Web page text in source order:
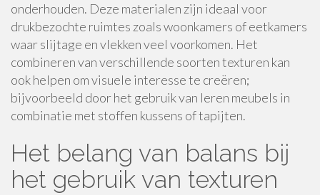
onderhouden. Deze materialen zijn ideaal voor
drukbezochte ruimtes zoals woonkamers of eetkamers
waar slijtage en vlekken veel voorkomen. Het
combineren van verschillende soorten texturen kan
ook helpen om visuele interesse te creëren;
bijvoorbeeld door het gebruik van leren meubels in
combinatie met stoffen kussens of tapijten.
Het belang van balans bij
het gebruik van texturen